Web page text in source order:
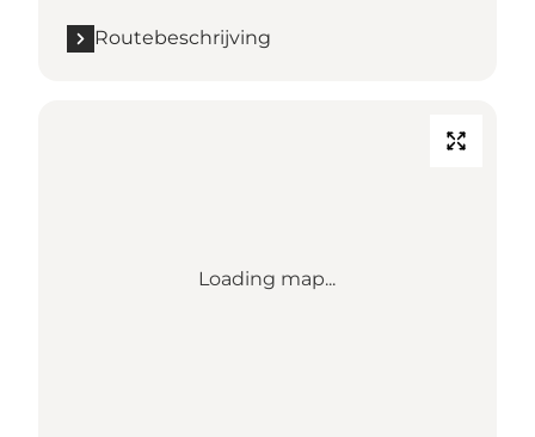
Routebeschrijving
Loading map...